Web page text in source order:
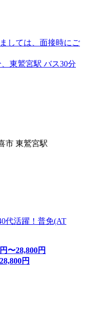
しては、面接時にご
東鷲宮駅 バス30分
市 東鷲宮駅
代活躍！普免(AT
円〜28,800円
28,800円